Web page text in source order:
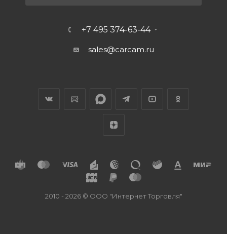
+7 495 374-63-44
sales@carcam.ru
2010 - 2026 © ООО "Интернет Торговля"